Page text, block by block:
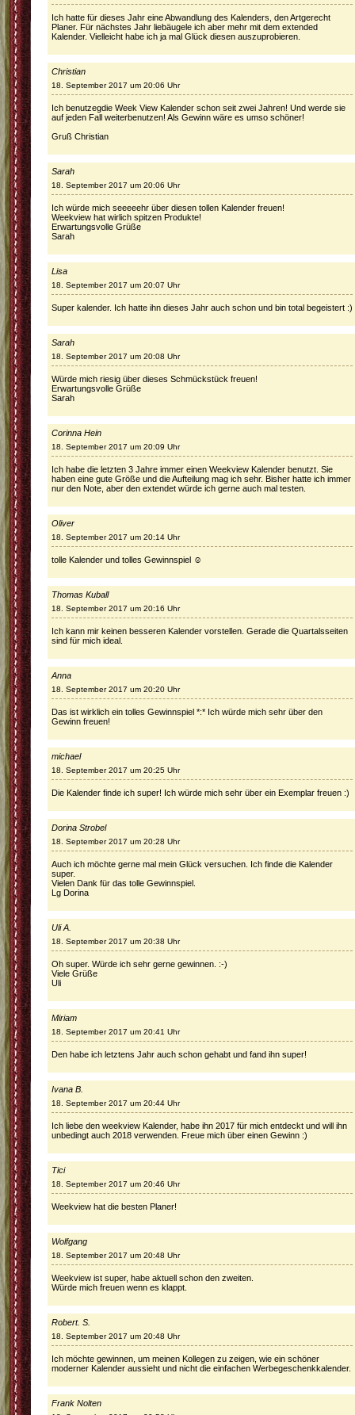
Ich hatte für dieses Jahr eine Abwandlung des Kalenders, den Artgerecht
Planer. Für nächstes Jahr liebäugele ich aber mehr mit dem extended
Kalender. Vielleicht habe ich ja mal Glück diesen auszuprobieren.
Christian
18. September 2017 um 20:06 Uhr
Ich benutzegdie Week View Kalender schon seit zwei Jahren! Und werde sie
auf jeden Fall weiterbenutzen! Als Gewinn wäre es umso schöner!
Gruß Christian
Sarah
18. September 2017 um 20:06 Uhr
Ich würde mich seeeeehr über diesen tollen Kalender freuen!
Weekview hat wirlich spitzen Produkte!
Erwartungsvolle Grüße
Sarah
Lisa
18. September 2017 um 20:07 Uhr
Super kalender. Ich hatte ihn dieses Jahr auch schon und bin total begeistert :)
Sarah
18. September 2017 um 20:08 Uhr
Würde mich riesig über dieses Schmückstück freuen!
Erwartungsvolle Grüße
Sarah
Corinna Hein
18. September 2017 um 20:09 Uhr
Ich habe die letzten 3 Jahre immer einen Weekview Kalender benutzt. Sie
haben eine gute Größe und die Aufteilung mag ich sehr. Bisher hatte ich immer
nur den Note, aber den extendet würde ich gerne auch mal testen.
Oliver
18. September 2017 um 20:14 Uhr
tolle Kalender und tolles Gewinnspiel ☺️
Thomas Kuball
18. September 2017 um 20:16 Uhr
Ich kann mir keinen besseren Kalender vorstellen. Gerade die Quartalsseiten
sind für mich ideal.
Anna
18. September 2017 um 20:20 Uhr
Das ist wirklich ein tolles Gewinnspiel *:* Ich würde mich sehr über den
Gewinn freuen!
michael
18. September 2017 um 20:25 Uhr
Die Kalender finde ich super! Ich würde mich sehr über ein Exemplar freuen :)
Dorina Strobel
18. September 2017 um 20:28 Uhr
Auch ich möchte gerne mal mein Glück versuchen. Ich finde die Kalender
super.
Vielen Dank für das tolle Gewinnspiel.
Lg Dorina
Uli A.
18. September 2017 um 20:38 Uhr
Oh super. Würde ich sehr gerne gewinnen. :-)
Viele Grüße
Uli
Miriam
18. September 2017 um 20:41 Uhr
Den habe ich letztens Jahr auch schon gehabt und fand ihn super!
Ivana B.
18. September 2017 um 20:44 Uhr
Ich liebe den weekview Kalender, habe ihn 2017 für mich entdeckt und will ihn
unbedingt auch 2018 verwenden. Freue mich über einen Gewinn :)
Tici
18. September 2017 um 20:46 Uhr
Weekview hat die besten Planer!
Wolfgang
18. September 2017 um 20:48 Uhr
Weekview ist super, habe aktuell schon den zweiten.
Würde mich freuen wenn es klappt.
Robert. S.
18. September 2017 um 20:48 Uhr
Ich möchte gewinnen, um meinen Kollegen zu zeigen, wie ein schöner
moderner Kalender aussieht und nicht die einfachen Werbegeschenkkalender.
Frank Nolten